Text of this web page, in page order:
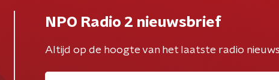
NPO Radio 2 nieuwsbrief
Altijd op de hoogte van het laatste radio